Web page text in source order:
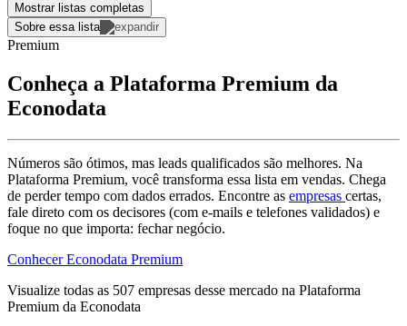
Mostrar listas completas
Sobre essa lista
Premium
Conheça a Plataforma Premium da
Econodata
Números são ótimos, mas leads qualificados são melhores. Na
Plataforma Premium, você transforma essa lista em vendas. Chega
de perder tempo com dados errados. Encontre as empresas certas,
fale direto com os decisores (com e-mails e telefones validados) e
foque no que importa: fechar negócio.
Conhecer Econodata Premium
Visualize todas as 507 empresas desse mercado na Plataforma
Premium da Econodata